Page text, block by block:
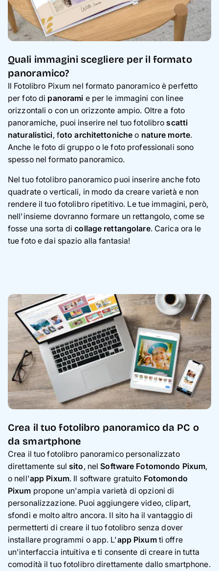
Quali immagini scegliere per il formato
panoramico?
Il Fotolibro Pixum nel formato panoramico è perfetto
per foto di panorami e per le immagini con linee
orizzontali o con un orizzonte ampio. Oltre a foto
panoramiche, puoi inserire nel tuo fotolibroscatti
naturalistici, foto architettoniche o nature morte.
Anche le foto di gruppo o le foto professionali sono
spesso nel formato panoramico.
Nel tuo fotolibro panoramico puoi inserire anche foto
quadrate o verticali, in modo da creare varietà e non
rendere il tuo fotolibro ripetitivo. Le tue immagini, però,
nell'insieme dovranno formare un rettangolo, come se
fosse una sorta dicollage rettangolare. Carica ora le
tue foto e dai spazio alla fantasia!
Crea il tuo fotolibro panoramico da PC o
da smartphone
Crea il tuo fotolibro panoramico personalizzato
direttamente sulsito, nelSoftware Fotomondo Pixum,
o nell'app Pixum. Il software gratuito Fotomondo
Pixum propone un'ampia varietà di opzioni di
personalizzazione. Puoi aggiungere video, clipart,
sfondi e molto altro ancora. Il sito ha il vantaggio di
permetterti di creare il tuo fotolibro senza dover
installare programmi o app. L'app Pixumti offre
un'interfaccia intuitiva e ti consente di creare in tutta
comodità il tuo fotolibro direttamente dallo smartphone.